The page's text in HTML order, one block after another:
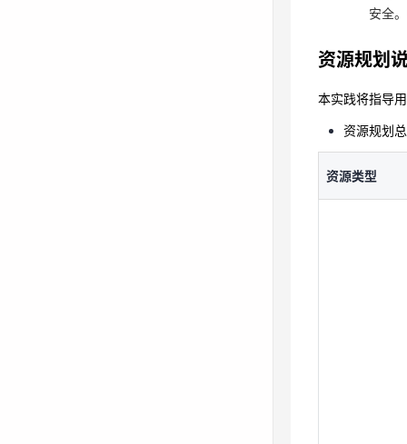
本实践将指导
资源规划总
安全。
资源规划
本实践将指导
资源规划
资源类型